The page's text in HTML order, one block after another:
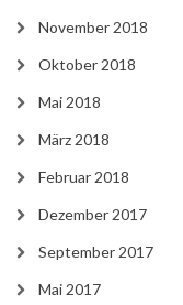
November 2018
Oktober 2018
Mai 2018
März 2018
Februar 2018
Dezember 2017
September 2017
Mai 2017